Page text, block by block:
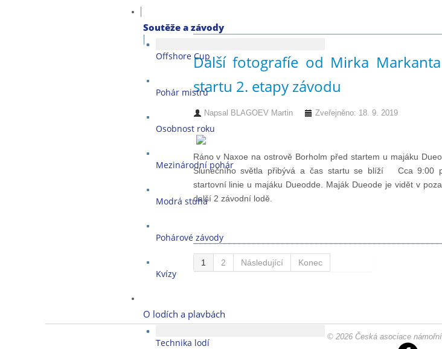
Soutěže a závody
Offshore Cup
Pohár mistrů
Osobnost roku
Mezinárodní pohár
Modrá stuha
Pohárové závody
Kvízy
O lodích a plavbách
Technika lodí
Další fotografíe od Mirka
startu 2. etapy závodu
Napsal BLAGOEV Martin Zveřejněno: 18. 9. 2019
Ráno v Naxoe na ostrově Borholm před startem u majáku
Slunečního světla přibývá a čas startu se blíží Cca 9:00
startovní linie u majáku Dueodde. Maják Dueode je vidět v
další 2 závodní lodě.
1 2 Následující Konec
© 2026 Česká asociace